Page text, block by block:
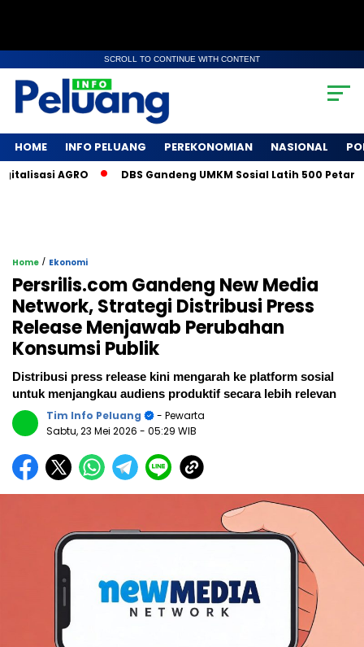
SCROLL TO CONTINUE WITH CONTENT
HOME INFO PELUANG PEREKONOMIAN NASIONAL
AGRO DBS Gandeng UMKM Sosial Latih 500 Petani Kopi
Home / Ekonomi
Persrilis.com Gandeng New Media
Network, Strategi Distribusi Press
Release Menjawab Perubahan
Konsumsi Publik
Distribusi press release kini mengarah ke platform sosial
untuk menjangkau audiens produktif secara lebih relevan
Tim Info Peluang
- Pewarta
Sabtu, 23 Mei 2026 - 05:29 WIB